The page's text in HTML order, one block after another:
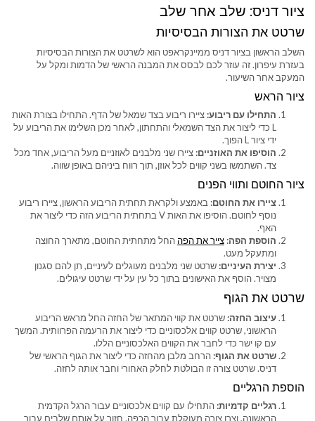
ציור דניס: שלב אחר שלב
שרטט את הצורות הבסיסיות
השלב הראשון בציור דניס ממיינקראפט הוא לשרטט את הצורות הבסיסיות
בעזרת עיפרון. זה עוזר לכם לבסס את המבנה הראשי של הדמות ומקל על
המעקב אחר השיעור.
ציור הראש
התחילו עם ריבוע: ציירו ריבוע בצד שמאל של הדף. התחילו בצורת האות
L כדי ליצור את הצד השמאלי והתחתון, לאחר מכן השלימו את הריבוע על
ידי ציור L הפוך.
הוסיפו את האוזניים: ציירו שני מלבנים לאוזניים מעל הריבוע, אחד מכל
צד. השתמשו בשני קווים לכל אוזן, תוך רווח ביניהם באופן שווה.
ציור החוטם ותווי הפנים
ציירו את החוטם: באמצע ולקראת תחתית הריבוע הראשון, ציירו ריבוע
נוסף לחוטם. הוסיפו את האות V בתחתית הריבוע הזה כדי ליצור את
האף.
הוספת הפה: צייר את הפה החל מתחתית החוטם, מתארך החוצה
ומתעקל מעט.
יצירת העיניים: שרטט שני מלבנים מעוגלים לעיניים, תן להם סגנון
מצויר. הוסף את האישונים בתוך כל עין על ידי שרטט עיגולים.
שרטט את הגוף
עיצוב החזה: שרטט את קווי המתאר של החזה החל מראש הריבוע
הראשוני, שרטט קווים אלכסוניים כדי ליצור את הרעמה הפרוותית. המשך
עם קו ישר כדי לחבר את הקווים האלכסוניים הללו.
שרטט את הגוף: הרחב מלבן מהחזה כדי ליצור את הגוף הראשי של
דניס. שרטט צורה זו הבולטת לחלק האחורי וחבר אותה לחזה.
הוספת הרגליים
רגליים קדמיות: התחילו עם קווים אלכסוניים עבור הרגל הקדמית
הראשונה, וצרו צורה מעוקלת עבור הכפה. חזור על אותם שלבים עבור